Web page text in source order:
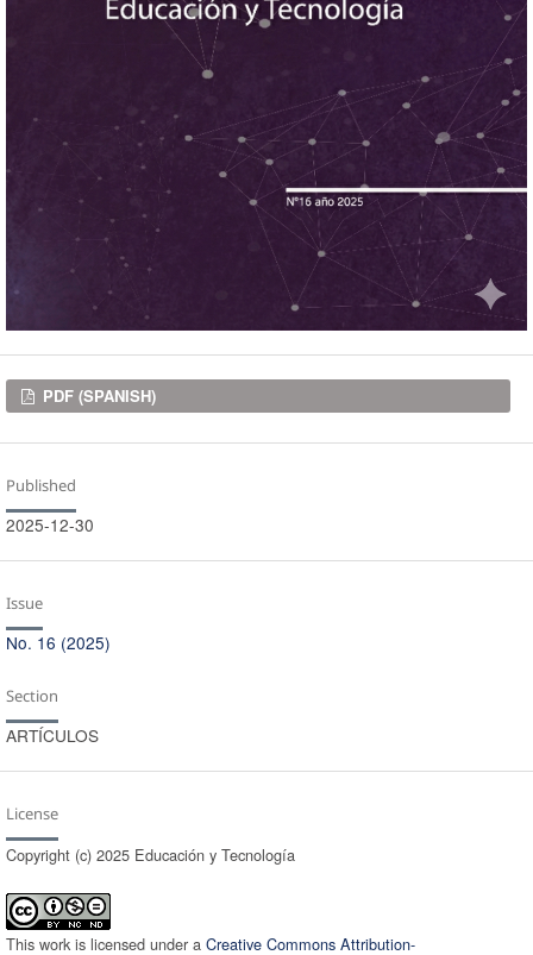
Downloads
PDF (SPANISH)
Published
2025-12-30
Issue
No. 16 (2025)
Section
ARTÍCULOS
License
Copyright (c) 2025 Educación y Tecnologí­a
This work is licensed under a Creative Commons Attribution-